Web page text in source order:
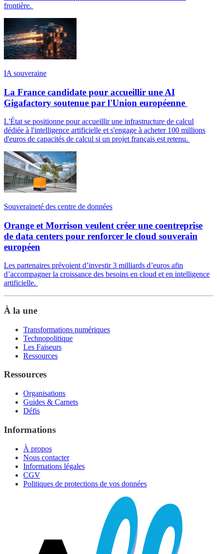
frontière.
IA souveraine
La France candidate pour accueillir une AI
Gigafactory soutenue par l'Union européenne
L'État se positionne pour accueillir une infrastructure de calcul
dédiée à l'intelligence artificielle et s'engage à acheter 100 millions
d'euros de capacités de calcul si un projet français est retenu.
Souveraineté des centre de données
Orange et Morrison veulent créer une coentreprise
de data centers pour renforcer le cloud souverain
européen
Les partenaires prévoient d’investir 3 milliards d’euros afin
d’accompagner la croissance des besoins en cloud et en intelligence
artificielle.
À la une
Transformations numériques
Technopolitique
Les Faiseurs
Ressources
Ressources
Organisations
Guides & Carnets
Défis
Informations
À propos
Nous contacter
Informations légales
CGV
Politiques de protections de vos données